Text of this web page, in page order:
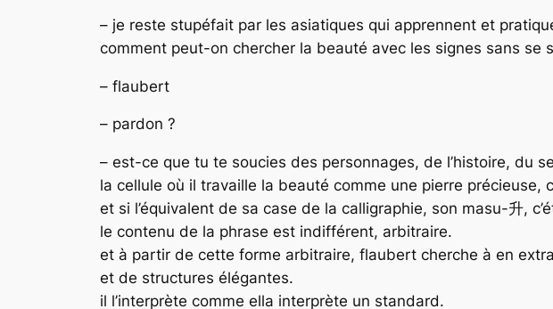
– je reste stupéfait par les asiatiques qui apprennent et
comment peut-on chercher la beauté avec les signes sans se
– flaubert
– pardon ?
– est-ce que tu te soucies des personnages, de l’histoire, du
la cellule où il travaille la beauté comme une pierre précieuse,
et si l’équivalent de sa case de la calligraphie, son masu-升,
le contenu de la phrase est indifférent, arbitraire.
et à partir de cette forme arbitraire, flaubert cherche à en
et de structures élégantes.
il l’interprète comme ella interprète un standard.